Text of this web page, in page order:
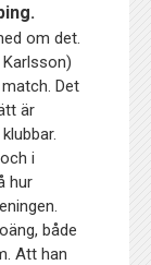
om det.
Karlsson)
Det
är
i
hur
både
Att han